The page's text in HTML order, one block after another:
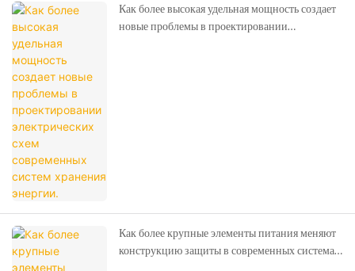
Как более высокая удельная мощность создает
новые проблемы в проектировании
Как более крупные элементы питания меняют
конструкцию защиты в современных системах